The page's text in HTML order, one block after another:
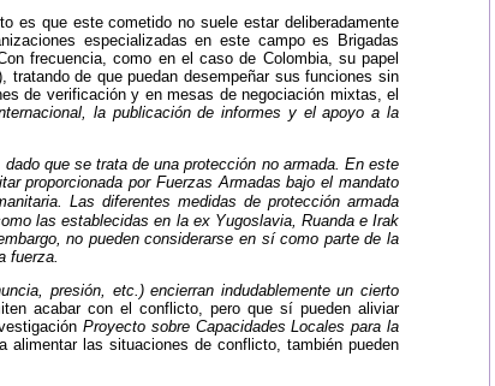
es que este cometido no suele estar deliberadamente
especializadas en este campo es Brigadas
frecuencia, como en el caso de Colombia, su papel
de que puedan desempeñar sus funciones sin
de verificación y en mesas de negociación mixtas, el
la publicación de informes y el apoyo a la
que se trata de una protección no armada. En este
proporcionada por Fuerzas Armadas bajo el mandato
Las diferentes medidas de protección armada
las establecidas en la ex Yugoslavia, Ruanda e Irak
no pueden considerarse en sí como parte de la
fuerza.
presión, etc.) encierran indudablemente un cierto
acabar con el conflicto, pero que sí pueden aliviar
Proyecto sobre Capacidades Locales para la
alimentar las situaciones de conflicto, también pueden